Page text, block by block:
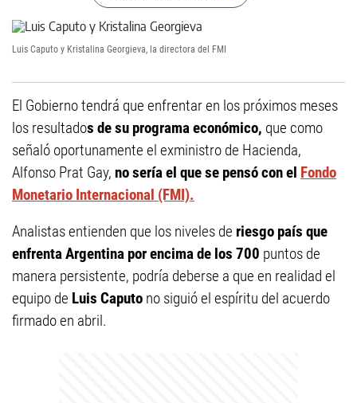
Luis Caputo y Kristalina Georgieva, la directora del FMI
El Gobierno tendrá que enfrentar en los próximos meses
los resultados de su programa económico, que como
señaló oportunamente el exministro de Hacienda,
Alfonso Prat Gay, no sería el que se pensó con el Fondo
Monetario Internacional (FMI).
Analistas entienden que los niveles de riesgo país que
enfrenta Argentina por encima de los 700 puntos de
manera persistente, podría deberse a que en realidad el
equipo de Luis Caputo no siguió el espíritu del acuerdo
firmado en abril.